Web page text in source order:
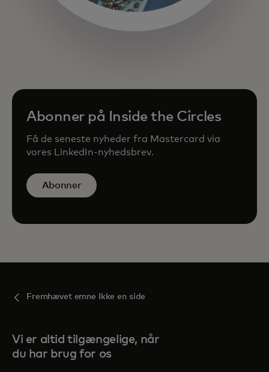
opens in a new tab
Abonner på Inside the Circles
Få de seneste nyheder fra Mastercard via
vores LinkedIn-nyhedsbrev.
Abonner
Fremhævet emne Ikke en side
Vi er altid tilgængelige, når
du har brug for os